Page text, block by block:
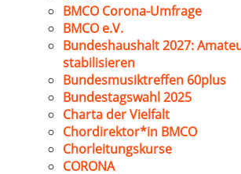
BMCO Corona-Umfrage
BMCO e.V.
Bundeshaushalt 2027:
stabilisieren
Bundesmusiktreffen 60plus
Bundestagswahl 2025
Charta der Vielfalt
Chordirektor*in BMCO
Chorleitungskurse
CORONA